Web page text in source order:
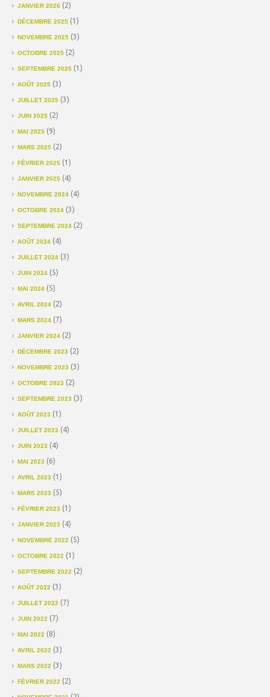
JANVIER 2026 (2)
DÉCEMBRE 2025 (1)
NOVEMBRE 2025 (3)
OCTOBRE 2025 (2)
SEPTEMBRE 2025 (1)
AOÛT 2025 (3)
JUILLET 2025 (3)
JUIN 2025 (2)
MAI 2025 (9)
MARS 2025 (2)
FÉVRIER 2025 (1)
JANVIER 2025 (4)
NOVEMBRE 2024 (4)
OCTOBRE 2024 (3)
SEPTEMBRE 2024 (2)
AOÛT 2024 (4)
JUILLET 2024 (3)
JUIN 2024 (5)
MAI 2024 (5)
AVRIL 2024 (2)
MARS 2024 (7)
JANVIER 2024 (2)
DÉCEMBRE 2023 (2)
NOVEMBRE 2023 (3)
OCTOBRE 2023 (2)
SEPTEMBRE 2023 (3)
AOÛT 2023 (1)
JUILLET 2023 (4)
JUIN 2023 (4)
MAI 2023 (6)
AVRIL 2023 (1)
MARS 2023 (5)
FÉVRIER 2023 (1)
JANVIER 2023 (4)
NOVEMBRE 2022 (5)
OCTOBRE 2022 (1)
SEPTEMBRE 2022 (2)
AOÛT 2022 (3)
JUILLET 2022 (7)
JUIN 2022 (7)
MAI 2022 (8)
AVRIL 2022 (3)
MARS 2022 (3)
FÉVRIER 2022 (2)